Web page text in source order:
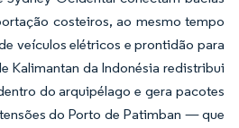
costeiros, ao mesmo tempo
veículos elétricos e prontidão para
Kalimantan da Indonésia redistribui
do arquipélago e gera pacotes
do Porto de Patimban — que